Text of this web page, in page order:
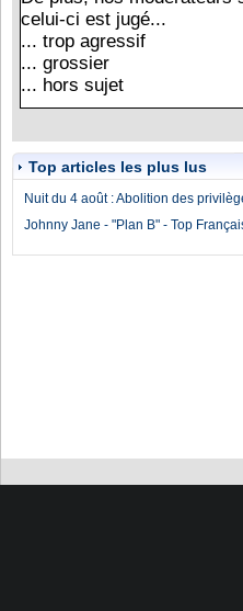
Top articles les plus lus
Nuit du 4 août : Abolition des
Johnny Jane - "Plan B" - Top